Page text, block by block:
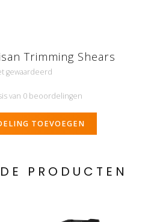
Trimming Shears
gewaardeerd
van 0 beoordelingen
TOEVOEGEN
PRODUCTEN